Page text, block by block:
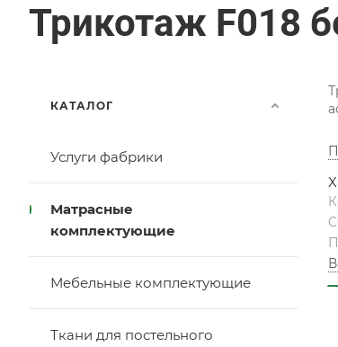
Трикотаж F018
КАТАЛОГ
Услуги фабрики
Матрасные
комплектующие
Мебельные комплектующие
Ткани для постельного